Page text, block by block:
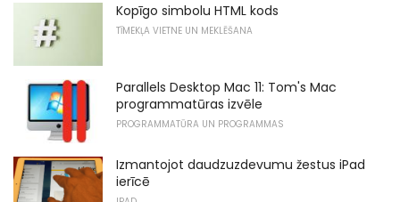
Kopīgo simbolu HTML kods
TĪMEKĻA VIETNE UN MEKLĒŠANA
Parallels Desktop Mac 11: Tom's Mac
programmatūras izvēle
PROGRAMMATŪRA UN PROGRAMMAS
Izmantojot daudzuzdevumu žestus iPad
ierīcē